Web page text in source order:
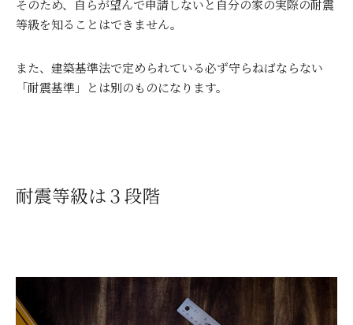
そのため、自らが望んで申請しないと自分の家の実際の耐震
等級を知ることはできません。
また、建築基準法で定められている必ず守らねばならない
「耐震基準」とは別のものになります。
耐震等級は３段階